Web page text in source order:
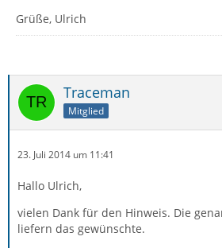
Grüße, Ulrich
Traceman
Mitglied
23. Juli 2014 um 11:41
Hallo Ulrich,
vielen Dank für den Hinweis. Die
liefern das gewünschte.